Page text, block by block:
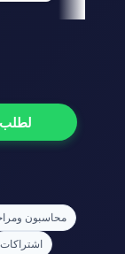
لطلب
محاسبون
اشتراكات